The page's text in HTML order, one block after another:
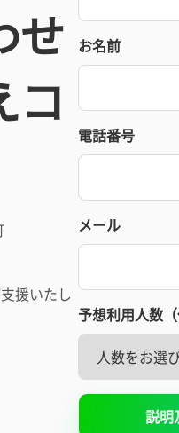
せ
コ
援いたし
お名前
電話番号
メール
予想利用人数（
説明